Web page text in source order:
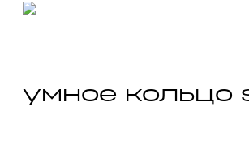
умное кольцо